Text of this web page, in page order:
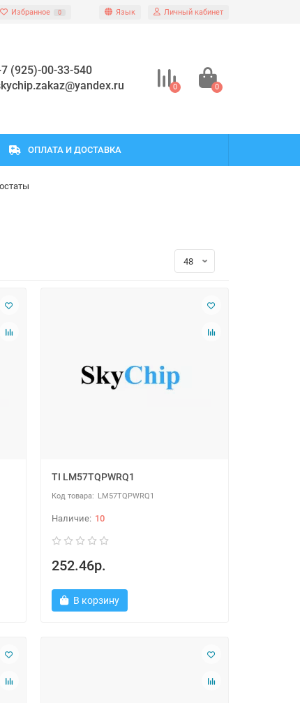
Избранное 0 Язык Личный кабинет
(925)-00-33-540
0 0
ОПЛАТА И ДОСТАВКА
TI LM57TQPWRQ1
LM57TQPWRQ1
10
252.46р.
В корзину